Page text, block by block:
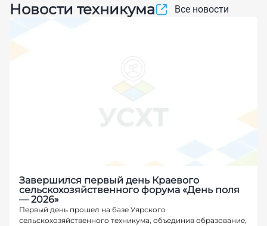
Новости техникума Все новости
Завершился первый день Краевого
сельскохозяйственного форума «День поля
— 2026»
Первый день прошел на базе Уярского
сельскохозяйственного техникума, объединив образование,